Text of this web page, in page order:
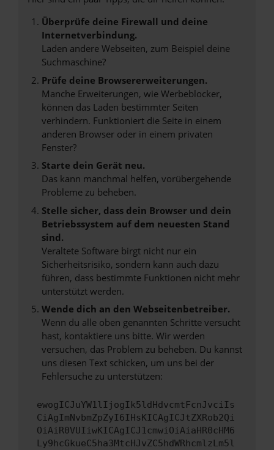
Überprüfe deine Firewall und deine
Internetverbindung.
Laden andere Webseiten, zum Beispiel deine
Suchmaschine?
Prüfe deine Browsererweiterungen.
Manche Erweiterungen, wie Werbeblocker,
können das Laden bestimmter Seiten
verhindern. Funktioniert die Seite in einem
anderen Browser oder in einem privaten
Fenster?
Starte dein Gerät neu.
Das kann manchmal helfen, vorübergehende
Probleme zu beheben.
Stelle sicher, dass dein Browser und dein
Betriebssystem auf dem neuesten Stand
sind.
Veraltete Software birgt nicht nur ein
Sicherheitsrisiko, sondern kann auch dazu
führen, dass bestimmte Funktionen nicht mehr
unterstützt werden.
Wende dich an den Webseitenbetreiber.
Wenn du alle oben genannten Schritte versucht
hast, kontaktiere uns bitte. Wir werden
versuchen, das Problem zu beheben. Du kannst
uns diesen Text schicken, um uns bei der
Fehlersuche zu unterstützen:
ewogICJuYW1lIjogIk5ldHdvcmtFcnJvciIs
CiAgImNvbmZpZyI6IHsKICAgICJtZXRob2Qi
OiAiR0VUIiwKICAgICJ1cmwiOiAiaHR0cHM6
Ly9hcGkueC5ha3MtcHJvZC5hdWRhcmlzLm5l